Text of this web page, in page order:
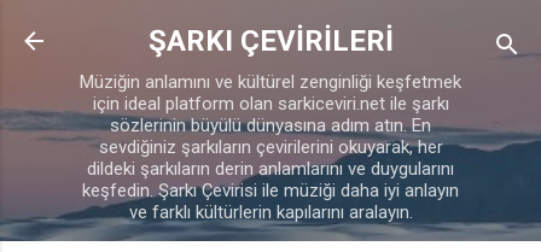
Ana içeriğe atla
ŞARKI ÇEVİRİLERİ
Müziğin anlamını ve kültürel zenginliği keşfetmek
için ideal platform olan sarkiceviri.net ile şarkı
sözlerinin büyülü dünyasına adım atın. En
sevdiğiniz şarkıların çevirilerini okuyarak, her
dildeki şarkıların derin anlamlarını ve duygularını
keşfedin. Şarkı Çevirisi ile müziği daha iyi anlayın
ve farklı kültürlerin kapılarını aralayın.